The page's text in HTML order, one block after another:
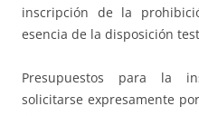
inscripción de la
esencia de la disposición
Presupuestos para la
solicitarse expresamente